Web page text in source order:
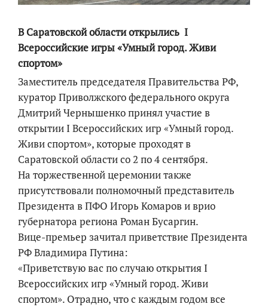
В Саратовской области открылись I
Всероссийские игры «Умный город. Живи
спортом»
Заместитель председателя Правительства РФ,
куратор Приволжского федерального округа
Дмитрий Чернышенко принял участие в
открытии I Всероссийских игр «Умный город.
Живи спортом», которые проходят в
Саратовской области со 2 по 4 сентября.
На торжественной церемонии также
присутствовали полномочный представитель
Президента в ПФО Игорь Комаров и врио
губернатора региона Роман Бусаргин.
Вице-премьер зачитал приветствие Президента
РФ Владимира Путина:
«Приветствую вас по случаю открытия I
Всероссийских игр «Умный город. Живи
спортом». Отрадно, что с каждым годом все